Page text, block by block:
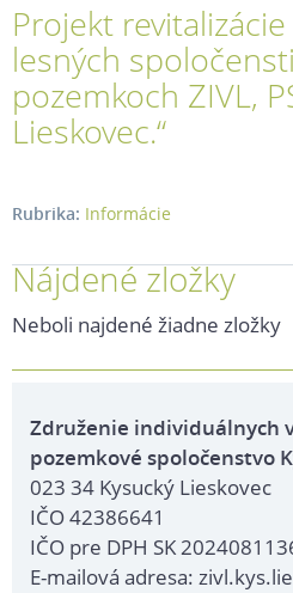
2024
Projekt
lesných
pozemkoch ZIVL,
Lieskovec.“
Rubrika: Informácie
Nájdené zložky
Neboli najdené žiadne zložky
Združenie individuálnych
pozemkové spoločenstvo
023 34 Kysucký Lieskovec
IČO 42386641
IČO pre DPH SK
E-mailová adresa: